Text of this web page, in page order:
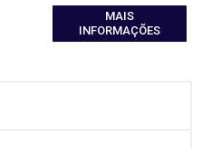
MAIS
INFORMAÇÕES